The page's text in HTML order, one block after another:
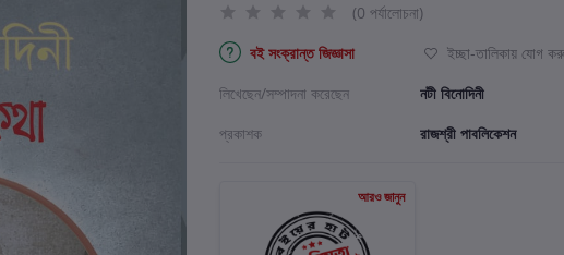
(0 পর্যালোচনা)
বই সংক্রান্ত জিজ্ঞাসা
ইচ্ছা-তালিকায় যোগ
লিখেছেন/সম্পাদনা করেছেন
নটী বিনোদিনী
প্রকাশক
রাজশ্রী পাবলিকেশন
আরও জানুন